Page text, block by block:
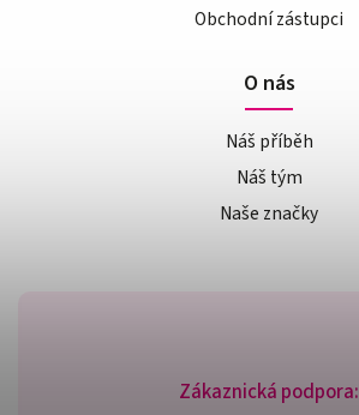
Zákaznická podpora:
Obchodní zástupci
O nás
Náš příběh
Náš tým
Naše značky